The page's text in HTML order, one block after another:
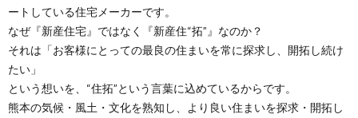
ートしている住宅メーカーです。
なぜ『新産住宅』ではなく『新産住“拓”』なのか？
それは「お客様にとっての最良の住まいを常に探求し、開拓し続け
たい」
という想いを、“住拓”という言葉に込めているからです。
熊本の気候・風土・文化を熟知し、より良い住まいを探求・開拓し